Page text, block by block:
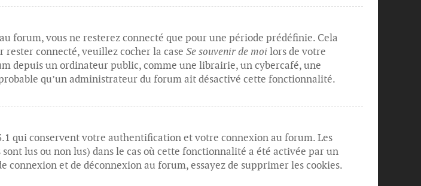
forum, vous ne resterez connecté que pour une période prédéfinie. Cela
rester connecté, veuillez cocher la case Se souvenir de moilors de votre
depuis un ordinateur public, comme une librairie, un cybercafé, une
qu’un administrateur du forum ait désactivé cette fonctionnalité.
qui conservent votre authentification et votre connexion au forum. Les
lus ou non lus) dans le cas où cette fonctionnalité a été activée par un
et de déconnexion au forum, essayez de supprimer les cookies.